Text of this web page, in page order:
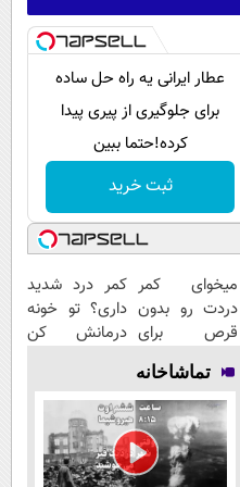
عطار ایرانی یه راه حل ساده
برای جلوگیری از پیری پیدا
کرده!حتما ببین
ثبت خرید
میخوای کمر
دردت رو بدون
قرص برای
همیشه خوب
کنی؟
(◂پرسش‌نامه
رو پر کن)
کمر درد شدید
داری؟ تو خونه
درمانش کن
تماشاخانه